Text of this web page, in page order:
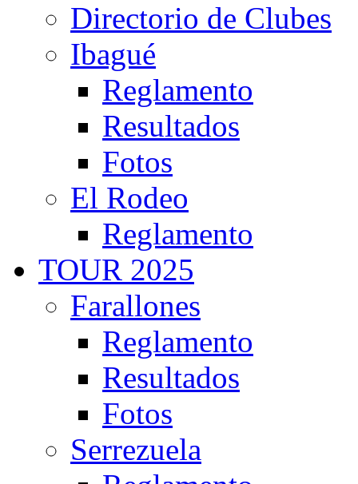
Directorio de Clubes
Ibagué
Reglamento
Resultados
Fotos
El Rodeo
Reglamento
TOUR 2025
Farallones
Reglamento
Resultados
Fotos
Serrezuela